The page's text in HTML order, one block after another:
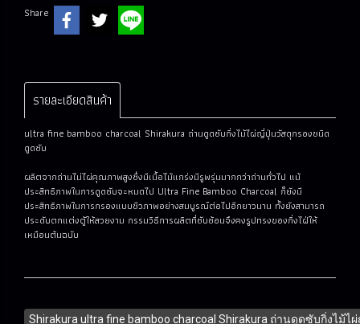
Share
รายละเอียดสินค้า
ultra fine bamboo charcoal Shirakura ถ่านดูดซับกิ่งไม้ไผ่ญี่ปุ่นวัสดุกรองชนิด
ดูดซับ
ผลิตจากถ่านไม่ไผ่คุณภาพสูงซึ่งมีเนื้อไม้แกร่งมีรูพรุ่นมากกว่าถ่านทั่วไป แม้
ประสิทธิภาพในการดูดซับจะหมดไป Ultra Fine Bamboo Charcoal ก็ยังมี
ประสิทธิภาพในการกรองแบบชีวภาพอย่างสมบูรณ์ต่อไปอีกยาวนาน ทั้งยังสามารถ
ประดับตกแต่งตู้ให้สวยงาม กรรมวิธีการผลิตที่ซับซ้อนจึงคงรูปทรงของกิ่งไฝ่ให้
เหมือนต้นฉบับ
Shirakura ultra fine bamboo charcoal Shirakura ถ่านดูดซับกิ่งไม้